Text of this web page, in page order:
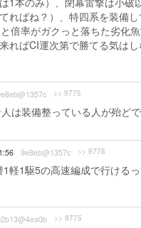
ればね？）、特四系を装備
倍率がガクっと落ちた劣化
ればCI運次第で勝てる気は
>> 9775
は装備整っている人が殆ど
9e8eb@1357c >> 9778
軽1駆5の高速編成で行ける
>> 9775